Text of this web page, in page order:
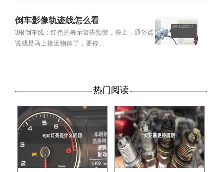
倒车影像轨迹线怎么看
3根倒车线：红色的表示警告预警，停止，通俗点
说就是马上接近物体了，要停...
热门阅读